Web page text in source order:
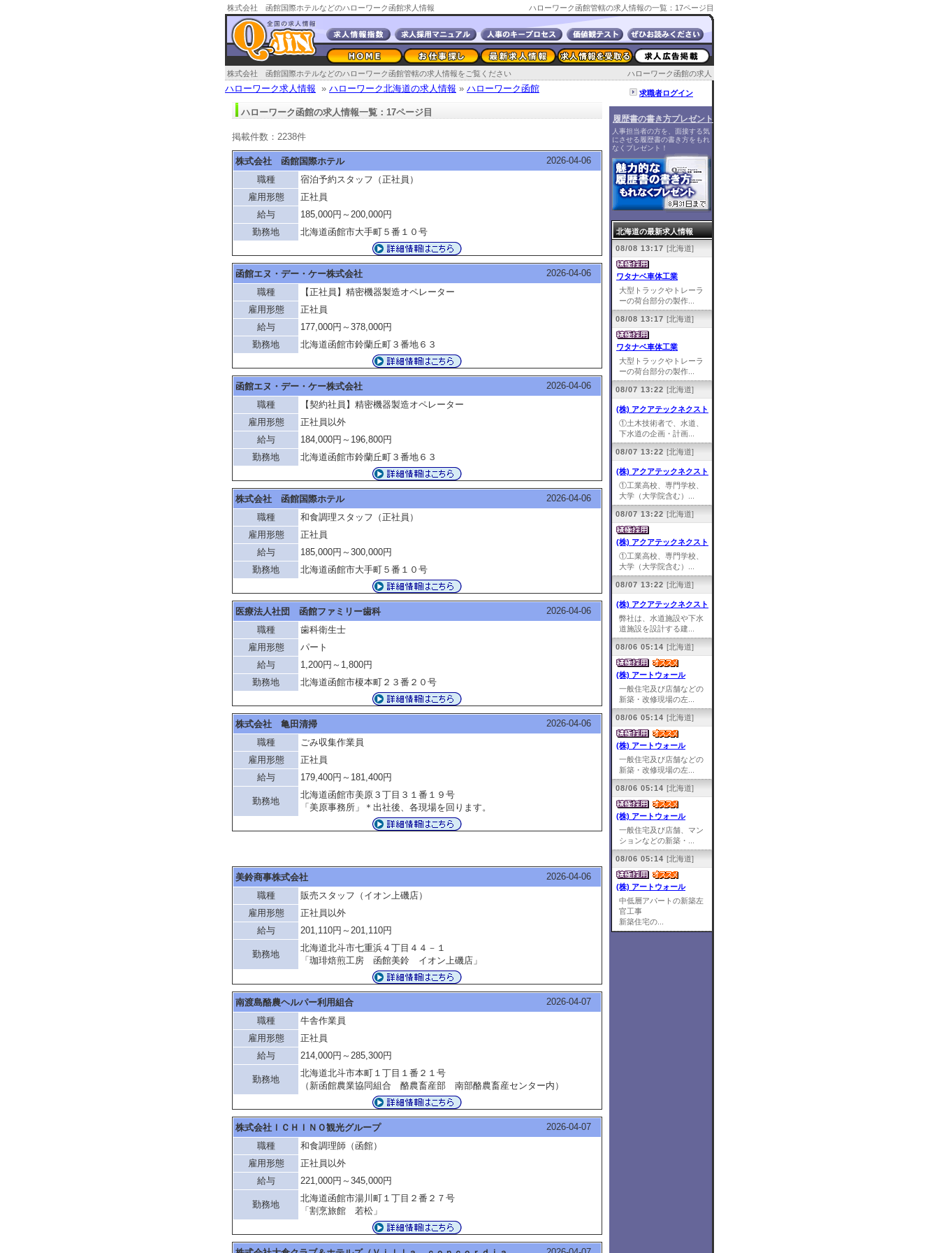
株式会社 函館国際ホテルなどのハローワーク函館求人情報 ハローワーク函館管轄の求人情報の一覧：17ページ目
ハローワーク函館の求人
株式会社 函館国際ホテルなどのハローワーク函館管轄の求人情報をご覧ください
ハローワーク求人情報 » ハローワーク北海道の求人情報 » ハローワーク函館
ハローワーク函館の求人情報一覧：17ページ目
掲載件数：2238件
株式会社 函館国際ホテル
2026-04-06
職種
宿泊予約スタッフ（正社員）
雇用形態
正社員
給与
185,000円～200,000円
勤務地
北海道函館市大手町５番１０号
函館エヌ・デー・ケー株式会社
2026-04-06
職種
【正社員】精密機器製造オペレーター
雇用形態
正社員
給与
177,000円～378,000円
勤務地
北海道函館市鈴蘭丘町３番地６３
函館エヌ・デー・ケー株式会社
2026-04-06
職種
【契約社員】精密機器製造オペレーター
雇用形態
正社員以外
給与
184,000円～196,800円
勤務地
北海道函館市鈴蘭丘町３番地６３
株式会社 函館国際ホテル
2026-04-06
職種
和食調理スタッフ（正社員）
雇用形態
正社員
給与
185,000円～300,000円
勤務地
北海道函館市大手町５番１０号
医療法人社団 函館ファミリー歯科
2026-04-06
職種
歯科衛生士
雇用形態
パート
給与
1,200円～1,800円
勤務地
北海道函館市榎本町２３番２０号
株式会社 亀田清掃
2026-04-06
職種
ごみ収集作業員
雇用形態
正社員
給与
179,400円～181,400円
勤務地
北海道函館市美原３丁目３１番１９号
「美原事務所」＊出社後、各現場を回ります。
美鈴商事株式会社
2026-04-06
職種
販売スタッフ（イオン上磯店）
雇用形態
正社員以外
給与
201,110円～201,110円
勤務地
北海道北斗市七重浜４丁目４４－１
「珈琲焙煎工房 函館美鈴 イオン上磯店」
南渡島酪農ヘルパー利用組合
2026-04-07
職種
牛舎作業員
雇用形態
正社員
給与
214,000円～285,300円
勤務地
北海道北斗市本町１丁目１番２１号
（新函館農業協同組合 酪農畜産部 南部酪農畜産センター内）
株式会社ＩＣＨＩＮＯ観光グループ
2026-04-07
職種
和食調理師（函館）
雇用形態
正社員以外
給与
221,000円～345,000円
勤務地
北海道函館市湯川町１丁目２番２７号
「割烹旅館 若松」
求職者ログイン
履歴書の書き方プレゼント
人事担当者の方を、面接する気
にさせる履歴書の書き方をもれ
なくプレゼント！
北海道の最新求人情報
08/08 13:17 [北海道]
ワタナベ車体工業
大型トラックやトレーラ
ーの荷台部分の製作...
08/08 13:17 [北海道]
ワタナベ車体工業
大型トラックやトレーラ
ーの荷台部分の製作...
08/07 13:22 [北海道]
(株) アクアテックネクスト
①土木技術者で、水道、
下水道の企画・計画...
08/07 13:22 [北海道]
(株) アクアテックネクスト
①工業高校、専門学校、
大学（大学院含む）...
08/07 13:22 [北海道]
(株) アクアテックネクスト
①工業高校、専門学校、
大学（大学院含む）...
08/07 13:22 [北海道]
(株) アクアテックネクスト
弊社は、水道施設や下水
道施設を設計する建...
08/06 05:14 [北海道]
(株) アートウォール
一般住宅及び店舗などの
新築・改修現場の左...
08/06 05:14 [北海道]
(株) アートウォール
一般住宅及び店舗などの
新築・改修現場の左...
08/06 05:14 [北海道]
(株) アートウォール
一般住宅及び店舗、マン
ションなどの新築・...
08/06 05:14 [北海道]
(株) アートウォール
中低層アパートの新築左
官工事
新築住宅の...